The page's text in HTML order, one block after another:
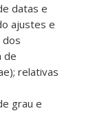
datas e
ajustes e
dos
de
relativas
grau e